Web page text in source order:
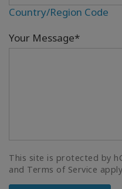
Country/Region Code
Your Message*
This site is protected by
and Terms of Service